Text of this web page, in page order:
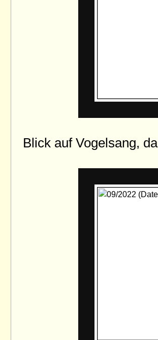
Blick auf Vogelsang,